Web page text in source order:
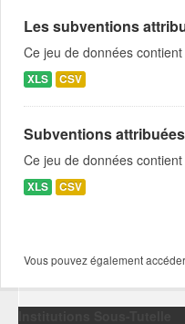
Les subventions
Ce jeu de données
XLS CSV
Subventions
Ce jeu de données
XLS CSV
Vous pouvez également